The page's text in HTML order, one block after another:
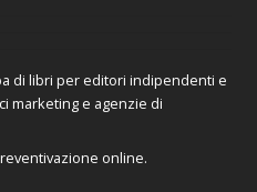
di libri per editori indipendenti e
marketing e agenzie di
online.